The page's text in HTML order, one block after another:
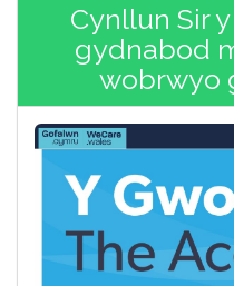
Cynllun Sir
gydnabod
wobrwyo